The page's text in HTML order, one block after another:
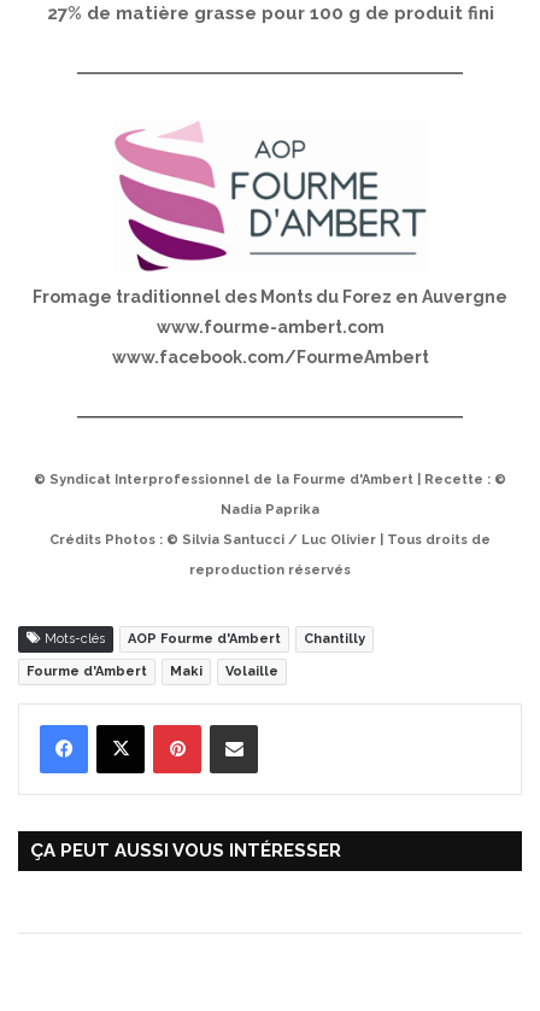
27% de matière grasse pour 100 g de produit fini
Fromage traditionnel des Monts du Forez en Auvergne
www.fourme-ambert.com
www.facebook.com/FourmeAmbert
© Syndicat Interprofessionnel de la Fourme d'Ambert | Recette : ©
Nadia Paprika
Crédits Photos : © Silvia Santucci / Luc Olivier | Tous droits de
reproduction réservés
Mots-clés AOP Fourme d'Ambert Chantilly
Fourme d'Ambert Maki Volaille
ÇA PEUT AUSSI VOUS INTÉRESSER